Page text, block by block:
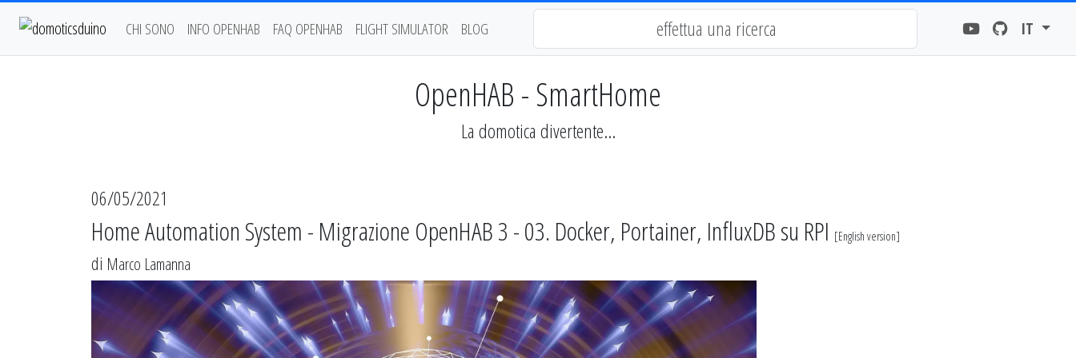
CHI SONO INFO OPENHAB FAQ OPENHAB FLIGHT SIMULATOR BLOG IT
OpenHAB - SmartHome
La domotica divertente...
06/05/2021
Home Automation System - Migrazione OpenHAB 3 - 03. Docker, Portainer, InfluxDB su RPI [English version]
di Marco Lamanna